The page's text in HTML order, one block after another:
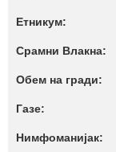
Етникум:
Срамни Влакна:
Обем на гради:
Газе:
Нимфоманијак: